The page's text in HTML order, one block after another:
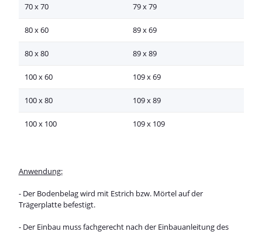
70 x 70 79 x 79
80 x 60 89 x 69
80 x 80 89 x 89
100 x 60 109 x 69
100 x 80 109 x 89
100 x 100 109 x 109
Anwendung:
- Der Bodenbelag wird mit Estrich bzw. Mörtel auf der
Trägerplatte befestigt.
- Der Einbau muss fachgerecht nach der Einbauanleitung des